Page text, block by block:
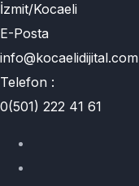
İzmit/Kocaeli
E-Posta
info@kocaelidijital.com
Telefon :
0(501) 222 41 61